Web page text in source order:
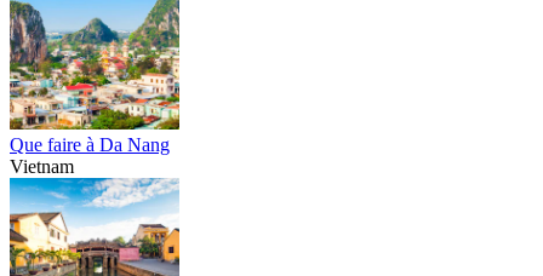
Que faire à Da Nang
Vietnam